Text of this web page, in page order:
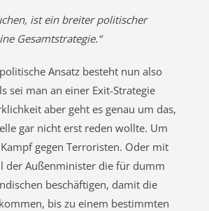
ist ein breiter politischer
Gesamtstrategie.“
Ansatz besteht nun also
sei man an einer Exit-Strategie
aber geht es genau um das,
gar nicht erst reden wollte. Um
gegen Terroristen. Oder mit
der Außenminister die für dumm
beschäftigen, damit die
bis zu einem bestimmten